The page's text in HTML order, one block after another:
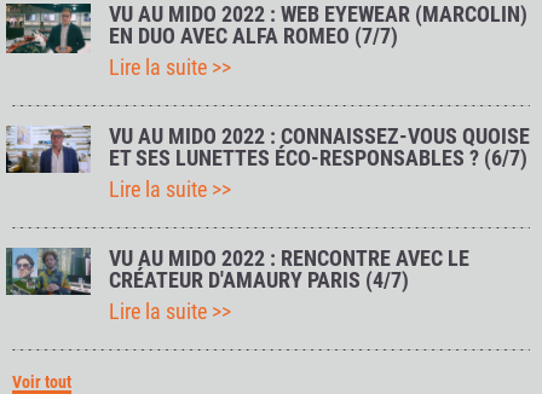
VU AU MIDO 2022 : WEB EYEWEAR (MARCOLIN)
EN DUO AVEC ALFA ROMEO (7/7)
Lire la suite >>
VU AU MIDO 2022 : CONNAISSEZ-VOUS QUOISE
ET SES LUNETTES ÉCO-RESPONSABLES ? (6/7)
Lire la suite >>
VU AU MIDO 2022 : RENCONTRE AVEC LE
CRÉATEUR D'AMAURY PARIS (4/7)
Lire la suite >>
Voir tout